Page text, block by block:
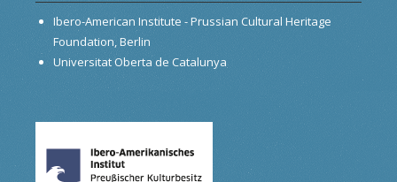
Ibero-American Institute - Prussian Cultural Heritage
Foundation, Berlin
Universitat Oberta de Catalunya